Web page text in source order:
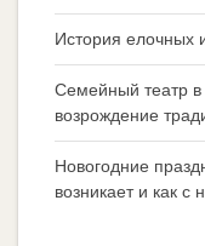
История елочных
Семейный театр в
возрождение
Новогодние
возникает и как с